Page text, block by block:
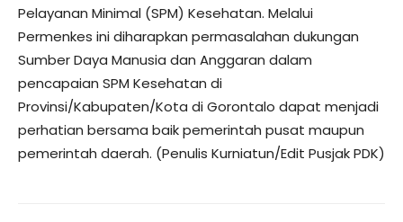
Pelayanan Minimal (SPM) Kesehatan. Melalui
Permenkes ini diharapkan permasalahan dukungan
Sumber Daya Manusia dan Anggaran dalam
pencapaian SPM Kesehatan di
Provinsi/Kabupaten/Kota di Gorontalo dapat menjadi
perhatian bersama baik pemerintah pusat maupun
pemerintah daerah. (Penulis Kurniatun/Edit Pusjak PDK)